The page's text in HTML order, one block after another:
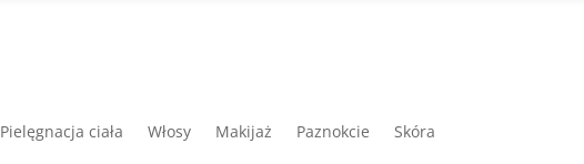
Pielęgnacja ciała Włosy Makijaż Paznokcie Skóra